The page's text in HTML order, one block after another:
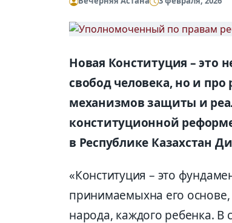
Новая Конституция – это
свободчеловека, но и про
механизмов защиты и
конституционной
в Республике Казахстан
«Конституция – это
принимаемыхна его
народа, каждого ребенка. В